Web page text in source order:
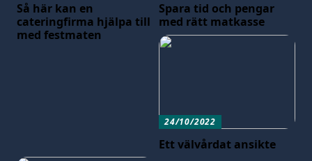
Så här kan en
cateringfirma hjälpa till
med festmaten
Spara tid och pengar
med rätt matkasse
24/10/2022
Ett välvårdat ansikte